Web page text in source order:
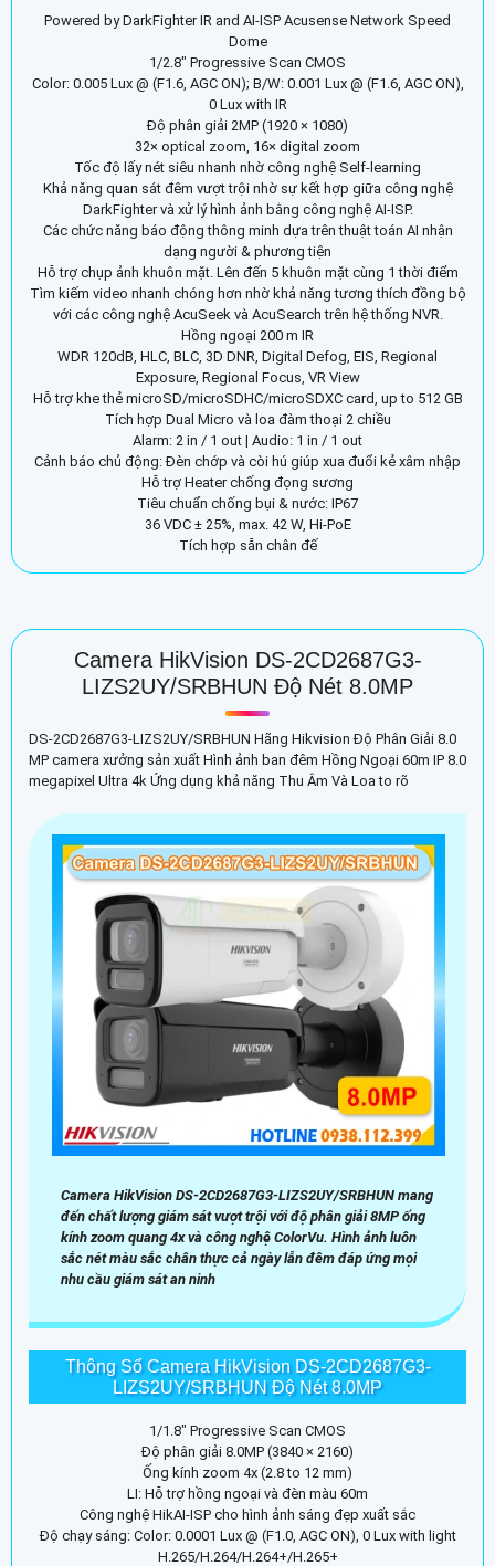
Powered by DarkFighter IR and AI-ISP Acusense Network Speed
Dome
1/2.8" Progressive Scan CMOS
Color: 0.005 Lux @ (F1.6, AGC ON); B/W: 0.001 Lux @ (F1.6, AGC ON),
0 Lux with IR
Độ phân giải 2MP (1920 × 1080)
32× optical zoom, 16× digital zoom
Tốc độ lấy nét siêu nhanh nhờ công nghệ Self-learning
Khả năng quan sát đêm vượt trội nhờ sự kết hợp giữa công nghệ
DarkFighter và xử lý hình ảnh bằng công nghệ AI-ISP.
Các chức năng báo động thông minh dựa trên thuật toán AI nhận
dạng người & phương tiện
Hỗ trợ chụp ảnh khuôn mặt. Lên đến 5 khuôn mặt cùng 1 thời điểm
Tìm kiếm video nhanh chóng hơn nhờ khả năng tương thích đồng bộ
với các công nghệ AcuSeek và AcuSearch trên hệ thống NVR.
Hồng ngoại 200 m IR
WDR 120dB, HLC, BLC, 3D DNR, Digital Defog, EIS, Regional
Exposure, Regional Focus, VR View
Hỗ trợ khe thẻ microSD/microSDHC/microSDXC card, up to 512 GB
Tích hợp Dual Micro và loa đàm thoại 2 chiều
Alarm: 2 in / 1 out | Audio: 1 in / 1 out
Cảnh báo chủ động: Đèn chớp và còi hú giúp xua đuổi kẻ xâm nhập
Hỗ trợ Heater chống đọng sương
Tiêu chuẩn chống bụi & nước: IP67
36 VDC ± 25%, max. 42 W, Hi-PoE
Tích hợp sẵn chân đế
Camera HikVision DS-2CD2687G3-
LIZS2UY/SRBHUN Độ Nét 8.0MP
DS-2CD2687G3-LIZS2UY/SRBHUN Hãng Hikvision Độ Phân Giải 8.0
MP camera xưởng sản xuất Hình ảnh ban đêm Hồng Ngoại 60m IP 8.0
megapixel Ultra 4k Ứng dụng khả năng Thu Âm Và Loa to rõ
Camera HikVision DS-2CD2687G3-LIZS2UY/SRBHUN mang
đến chất lượng giám sát vượt trội với độ phân giải 8MP ống
kính zoom quang 4x và công nghệ ColorVu. Hình ảnh luôn
sắc nét màu sắc chân thực cả ngày lẫn đêm đáp ứng mọi
nhu cầu giám sát an ninh
Thông Số Camera HikVision DS-2CD2687G3-
LIZS2UY/SRBHUN Độ Nét 8.0MP
1/1.8″ Progressive Scan CMOS
Độ phân giải 8.0MP (3840 × 2160)
Ống kính zoom 4x (2.8 to 12 mm)
LI: Hỗ trợ hồng ngoại và đèn màu 60m
Công nghệ HikAI-ISP cho hình ảnh sáng đẹp xuất sắc
Độ chạy sáng: Color: 0.0001 Lux @ (F1.0, AGC ON), 0 Lux with light
H.265/H.264/H.264+/H.265+